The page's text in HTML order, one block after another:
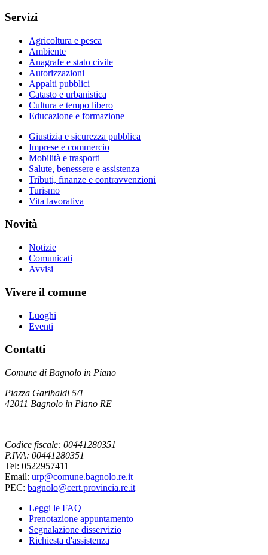
Servizi
Agricoltura e pesca
Ambiente
Anagrafe e stato civile
Autorizzazioni
Appalti pubblici
Catasto e urbanistica
Cultura e tempo libero
Educazione e formazione
Giustizia e sicurezza pubblica
Imprese e commercio
Mobilità e trasporti
Salute, benessere e assistenza
Tributi, finanze e contravvenzioni
Turismo
Vita lavorativa
Novità
Notizie
Comunicati
Avvisi
Vivere il comune
Luoghi
Eventi
Contatti
Comune di Bagnolo in Piano
Piazza Garibaldi 5/1
42011 Bagnolo in Piano RE
Codice fiscale: 00441280351
P.IVA: 00441280351
Tel: 0522957411
Email: urp@comune.bagnolo.re.it
PEC: bagnolo@cert.provincia.re.it
Leggi le FAQ
Prenotazione appuntamento
Segnalazione disservizio
Richiesta d'assistenza